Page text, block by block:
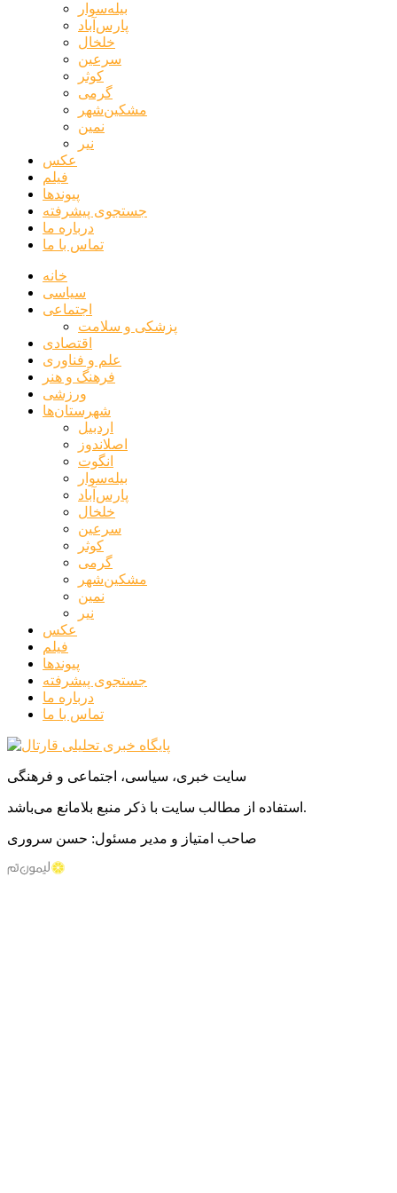
بیله‌سوار
پارس‌آباد
خلخال
سرعین
کوثر
گرمی
مشکین‌شهر
نمین
نیر
عکس
فیلم
پیوندها
جستجوی پیشرفته
درباره ما
تماس با ما
خانه
سیاسی
اجتماعی
پزشکی و سلامت
اقتصادی
علم و فناوری
فرهنگ و هنر
ورزشی
شهرستان‌ها
اردبیل
اصلاندوز
انگوت
بیله‌سوار
پارس‌آباد
خلخال
سرعین
کوثر
گرمی
مشکین‌شهر
نمین
نیر
عکس
فیلم
پیوندها
جستجوی پیشرفته
درباره ما
تماس با ما
سایت خبری، سیاسی، اجتماعی و فرهنگی
استفاده از مطالب سایت با ذکر منبع بلامانع می‌باشد.
صاحب امتیاز و مدیر مسئول: حسن سروری